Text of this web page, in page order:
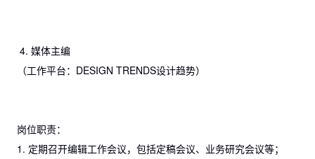
4. 媒体主编
（工作平台：DESIGN TRENDS设计趋势）
岗位职责：
1. 定期召开编辑工作会议，包括定稿会议、业务研究会议等；